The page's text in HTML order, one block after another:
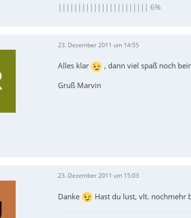
||||||||||||||||||||||| 6%
23. Dezember 2011 um 14:55
Alles klar
, dann viel spaß noch
Gruß Marvin
23. Dezember 2011 um 15:03
Danke Hast du lust, vlt. nochmehr